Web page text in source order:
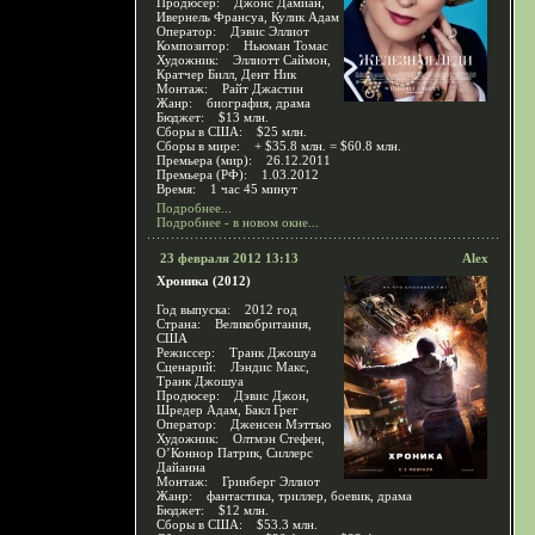
Ивернель Франсуа, Кулик Адам
Оператор: Дэвис Эллиот
Композитор: Ньюман Томас
Художник: Эллиотт Саймон,
Кратчер Билл, Дент Ник
Монтаж: Райт Джастин
Жанр: биография, драма
Бюджет: $13 млн.
Сборы в США: $25 млн.
Сборы в мире: + $35.8 млн. = $60.8 млн.
Премьера (мир): 26.12.2011
Премьера (РФ): 1.03.2012
Время: 1 час 45 минут
Подробнее...
Подробнее - в новом окне...
23 февраля 2012 13:13
Alex
Хроника (2012)
Год выпуска: 2012 год
Страна: Великобритания,
США
Режиссер: Транк Джошуа
Сценарий: Лэндис Макс,
Транк Джошуа
Продюсер: Дэвис Джон,
Шредер Адам, Бакл Грег
Оператор: Дженсен Мэттью
Художник: Олтмэн Стефен,
О’Коннор Патрик, Силлерс
Дайанна
Монтаж: Гринберг Эллиот
Жанр: фантастика, триллер, боевик, драма
Бюджет: $12 млн.
Сборы в США: $53.3 млн.